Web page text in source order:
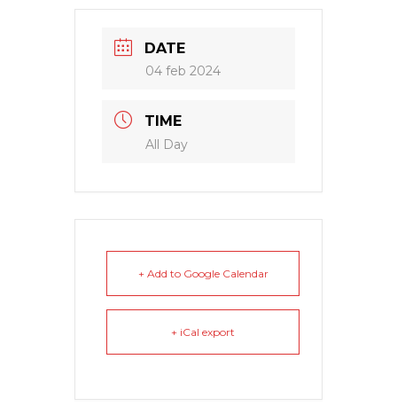
DATE
04 feb 2024
TIME
All Day
+ Add to Google Calendar
+ iCal export